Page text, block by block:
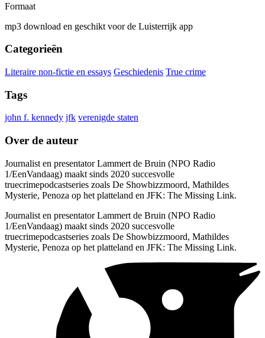
Formaat
mp3 download en geschikt voor de Luisterrijk app
Categorieën
Literaire non-fictie en essays Geschiedenis True crime
Tags
john f. kennedy jfk verenigde staten
Over de auteur
Journalist en presentator Lammert de Bruin (NPO Radio
1/EenVandaag) maakt sinds 2020 succesvolle
truecrimepodcastseries zoals De Showbizzmoord, Mathildes
Mysterie, Penoza op het platteland en JFK: The Missing Link.
Journalist en presentator Lammert de Bruin (NPO Radio
1/EenVandaag) maakt sinds 2020 succesvolle
truecrimepodcastseries zoals De Showbizzmoord, Mathildes
Mysterie, Penoza op het platteland en JFK: The Missing Link.